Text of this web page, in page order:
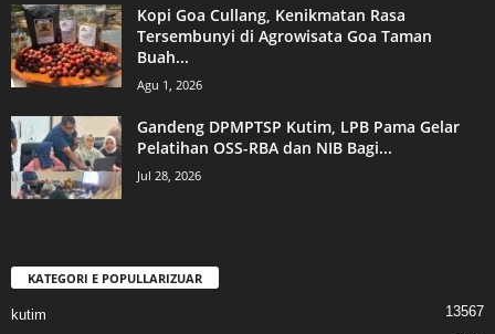
Kopi Goa Cullang, Kenikmatan Rasa
Tersembunyi di Agrowisata Goa Taman
Buah...
Agu 1, 2026
Gandeng DPMPTSP Kutim, LPB Pama Gelar
Pelatihan OSS-RBA dan NIB Bagi...
Jul 28, 2026
KATEGORI E POPULLARIZUAR
kutim 13567